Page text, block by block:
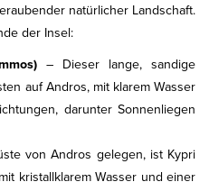
natürlicher Landschaft.
der Insel:
– Dieser lange, sandige
auf Andros, mit klarem Wasser
darunter Sonnenliegen
von Andros gelegen, ist Kypri
kristallklarem Wasser und einer